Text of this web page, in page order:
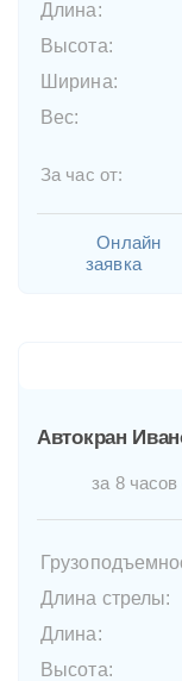
Длина:
Высота:
Ширина:
Вес:
За час от:
Онлайн
заявка
Автокран
за 8 часов
Длина стрелы:
Длина:
Высота: